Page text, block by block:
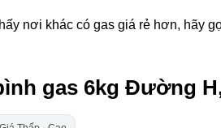
nơi khác có gas giá rẻ hơn, hãy
gas 6kg Đường